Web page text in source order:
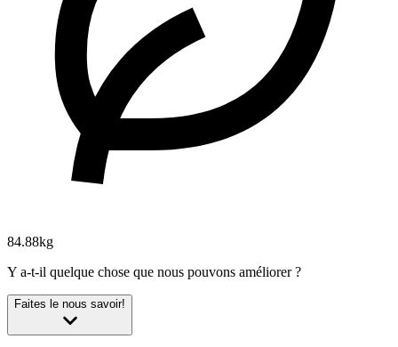
84.88kg
Y a-t-il quelque chose que nous pouvons améliorer ?
Faites le nous savoir!